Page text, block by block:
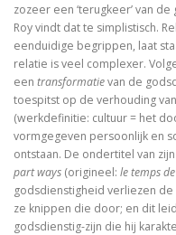
De
over
Erasmus:
zozeer een ‘terugkeer’ van
Roy vindt dat te simplistisch.
eenduidige begrippen, laat
relatie is veel complexer.
een transformatievan de
toespitst op de verhouding
(werkdefinitie: cultuur = het
vormgegeven persoonlijk en
ontstaan. De ondertitel van
part ways (origineel: le temps
godsdienstigheid verliezen
ze knippen die door; en dit
godsdienstig-zijn die hij